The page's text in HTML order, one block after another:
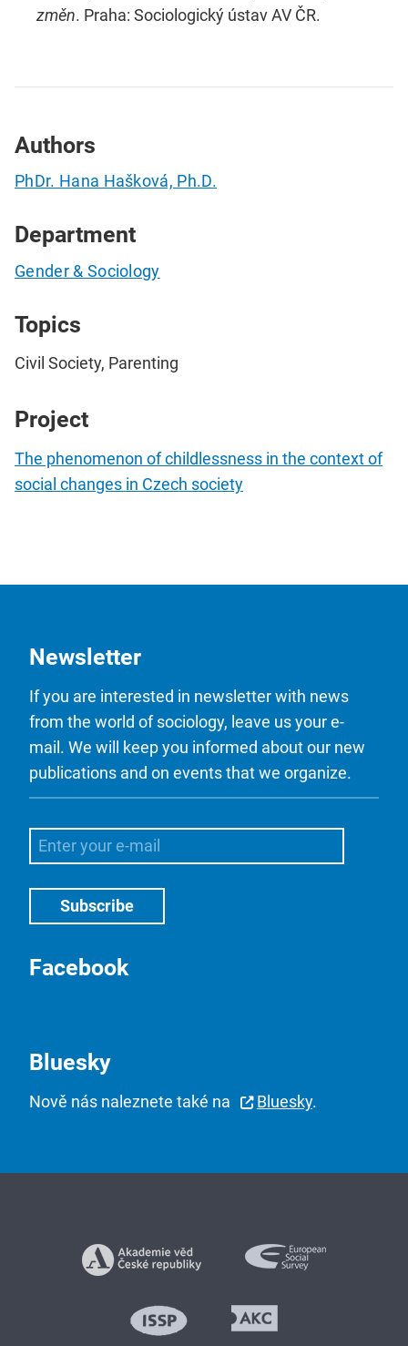
změn. Praha: Sociologický ústav AV ČR.
Authors
PhDr. Hana Hašková, Ph.D.
Department
Gender & Sociology
Topics
Civil Society, Parenting
Project
The phenomenon of childlessness in the context of
social changes in Czech society
Newsletter
If you are interested in newsletter with news
from the world of sociology, leave us your e-
mail. We will keep you informed about our new
publications and on events that we organize.
Facebook
Bluesky
Nově nás naleznete také na Bluesky.